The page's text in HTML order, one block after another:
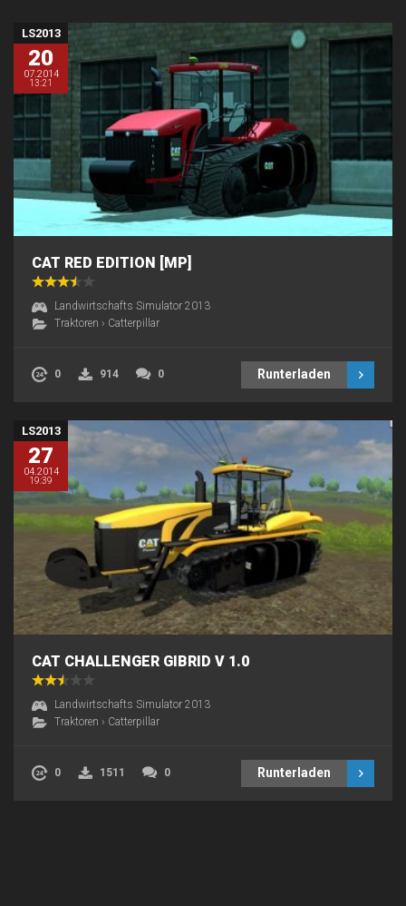
LS2013
20
07.2014
13:21
CAT RED EDITION [MP]
Landwirtschafts Simulator 2013
Traktoren › Catterpillar
0 914 0 Runterladen
LS2013
27
04.2014
19:39
CAT CHALLENGER GIBRID V 1.0
Landwirtschafts Simulator 2013
Traktoren › Catterpillar
0 1511 0 Runterladen